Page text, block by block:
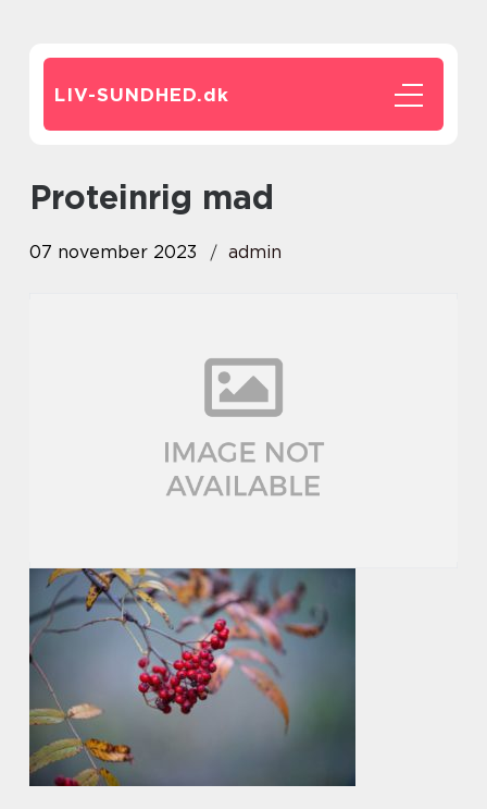
LIV-SUNDHED.dk
proteinrig mad
07 november 2023 admin